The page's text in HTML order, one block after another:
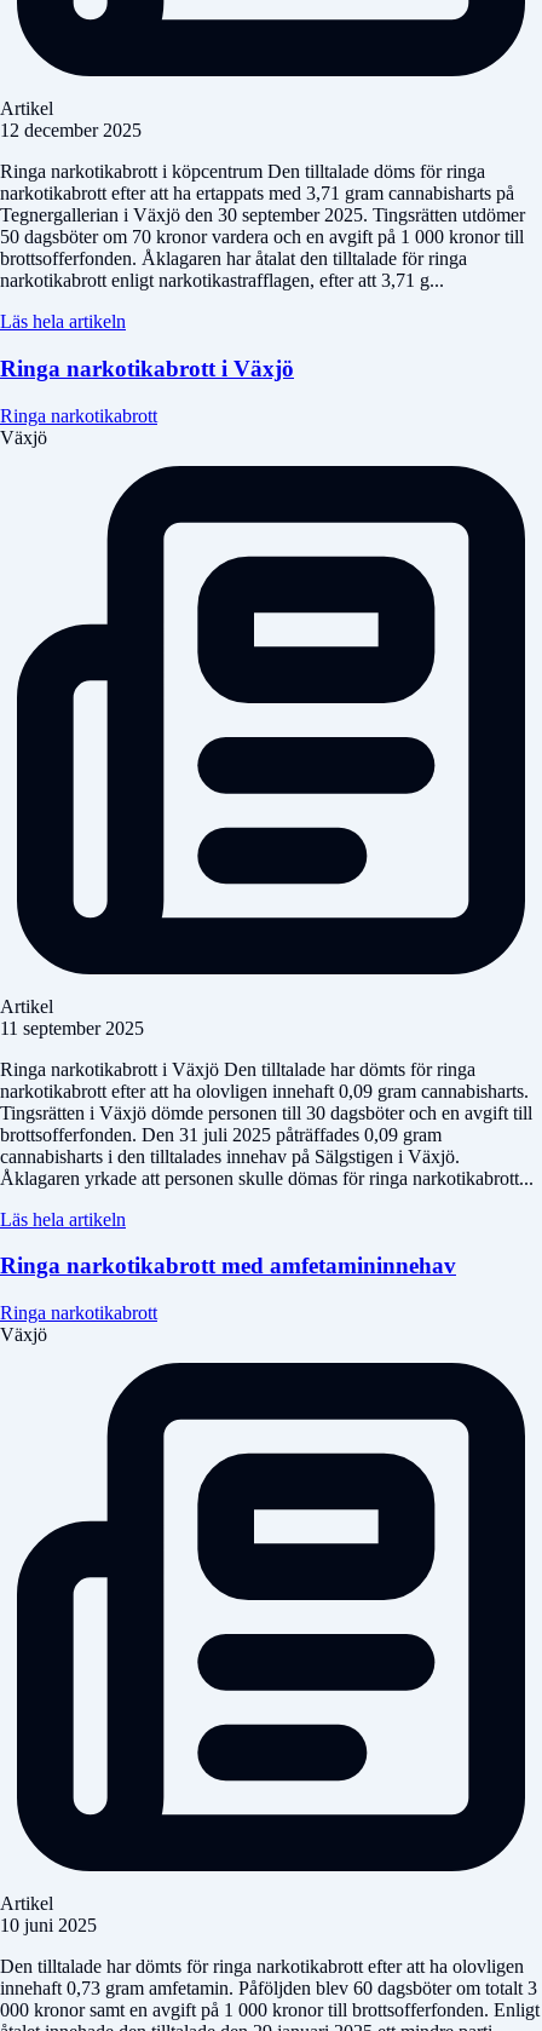
Artikel
12 december 2025
Ringa narkotikabrott i köpcentrum Den tilltalade döms för ringa
narkotikabrott efter att ha ertappats med 3,71 gram cannabisharts på
Tegnergallerian i Växjö den 30 september 2025. Tingsrätten utdömer
50 dagsböter om 70 kronor vardera och en avgift på 1 000 kronor till
brottsofferfonden. Åklagaren har åtalat den tilltalade för ringa
narkotikabrott enligt narkotikastrafflagen, efter att 3,71 g...
Läs hela artikeln
Ringa narkotikabrott i Växjö
Ringa narkotikabrott
Växjö
Artikel
11 september 2025
Ringa narkotikabrott i Växjö Den tilltalade har dömts för ringa
narkotikabrott efter att ha olovligen innehaft 0,09 gram cannabisharts.
Tingsrätten i Växjö dömde personen till 30 dagsböter och en avgift till
brottsofferfonden. Den 31 juli 2025 påträffades 0,09 gram
cannabisharts i den tilltalades innehav på Sälgstigen i Växjö.
Åklagaren yrkade att personen skulle dömas för ringa narkotikabrott...
Läs hela artikeln
Ringa narkotikabrott med amfetamininnehav
Ringa narkotikabrott
Växjö
Artikel
10 juni 2025
Den tilltalade har dömts för ringa narkotikabrott efter att ha olovligen
innehaft 0,73 gram amfetamin. Påföljden blev 60 dagsböter om totalt 3
000 kronor samt en avgift på 1 000 kronor till brottsofferfonden. Enligt